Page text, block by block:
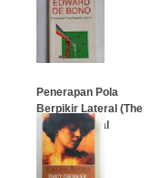
Penerapan Pola
Berpikir Lateral (The
Use of Lateral
Thinking)